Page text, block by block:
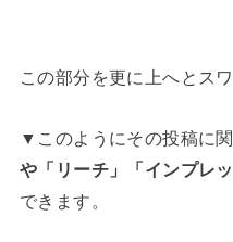
この部分を更に上へとス
▼このようにその投稿に
や「リーチ」「インプレッ
できます。